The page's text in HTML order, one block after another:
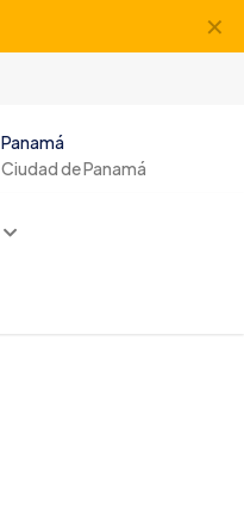
✕
Panamá
Ciudad de Panamá